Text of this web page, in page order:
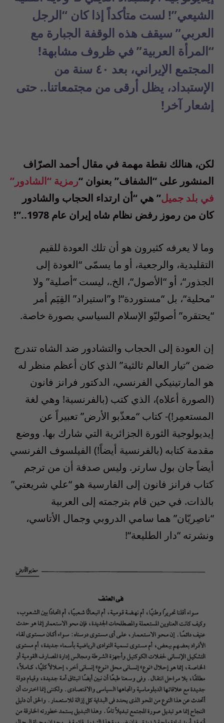
الشيعي”! لست متأكداً إذا كان “الرجل
العربي” سيقف هذه الوقفة الجبارة مع
“المرأة العربية” في ظروف مشابهة!
المجتمع الإيراني، بعد ٤٠ سنة من
الإستبداد، يظل أرقى من مجتمعاتنا.. حتى
إشعار آخر!
لكن، هنالك نقطة مهمة في مقال أحمد الصرّاف
المنشور على “الشفاف” بعنوان “رمزية “الشادور”
في بلد جميل” هي “أن ارتداء الحجاب والشادور
كان من رموز رفض نظام شاه إيران عام
وما لا يعرفه كثيرون هو أن تلك العودة للقيم
التقليدية، والرجعية، أو ما يسمّى “العودة إلى
الجذور “، أو “الأصول“، الخ.، ليست “أصلية” ولا
“محلية“، بل “مستوردة“! و”استيراد” القِيَم أمر
“يحتقره” أصوليّو الإسلام السياسي بصورة خاصة.
إن العودة إلى الحجاب والتشادور ضد الشاه تندرج
ضمن “تيار العالم ثالثية” الذي كان أعظم منظر له
هو المارتينيكي الفرنسي، الدكتور فرانز فانون
(الصورة أعلاه)، الذي كتب (بالفرنسية! وهي لغة
المستعمِر!)- كتاب “معذّبو الأرض” تعبيراً عن
إيديولوجية الثورة الجزائرية التي شارك بها. ووضع
مقدمة كتابه (بالفرنسية أيضاً!) الفيلسوف الفرنسي
أيضاً جان بول سارتر . وليس صدفة أن من ترجم
كتاب فرانز فانون إلى الفارسية هو “علي شريعتي”
بالذات. في حين قام بترجمته إلى العربية
“ناصِريّان” هما سامي الدروبي وجمال الأتاسي،
ونشرته “دار الطليعة“!